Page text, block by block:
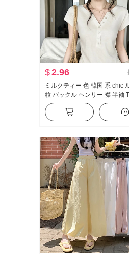
$2.96
ミルクティー 色 韓国 系 chic
粒 バックル ヘンリー 襟 半袖
女性 夏 薄手 カジュアル 正 肩